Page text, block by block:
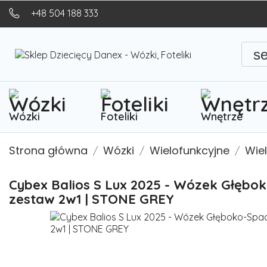
+48 504 188 333
Wózki Foteliki Wnętrze
Strona główna Wózki Wielofunkcyjne
Cybex Balios S Lux 2025 - Wózek
zestaw 2w1 | STONE GREY